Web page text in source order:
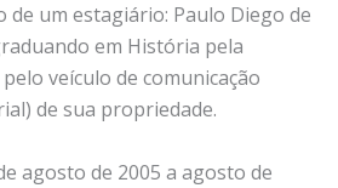
de um estagiário: Paulo Diego de
em História pela
veículo de comunicação
de sua propriedade.
agosto de 2005 a agosto de